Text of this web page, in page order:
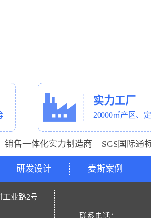
实力工厂
20000㎡产区、
销售一体化实力制造商 SGS国
研发设计 麦斯案例
业路2号
联系电话：